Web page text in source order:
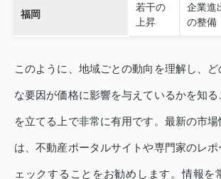
福岡
若干の
上昇
企業進
の整備
このように、地域ごとの動向を理解し、ど
な要因が価格に影響を与えているかを知
を立てる上で非常に有用です。最新の市
は、不動産ポータルサイトや専門家のレ
ェックすることをお勧めします。情報を